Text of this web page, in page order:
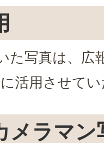
た写真は、広
活用させて
メラマン